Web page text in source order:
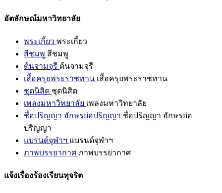
อัตลักษณ์มหาวิทยาลัย
พระเกี้ยว พระเกี้ยว
สีชมพู สีชมพู
ต้นจามจุรี ต้นจามจุรี
เสื้อครุยพระราชทาน เสื้อครุยพระราชทาน
ชุดนิสิต ชุดนิสิต
เพลงมหาวิทยาลัย เพลงมหาวิทยาลัย
ชื่อปริญญา อักษรย่อปริญญา ชื่อปริญญา อักษรย่อ
ปริญญา
แบรนด์จุฬาฯ แบรนด์จุฬาฯ
ภาพบรรยากาศ ภาพบรรยากาศ
แจ้งเรื่องร้องเรียนทุจริต